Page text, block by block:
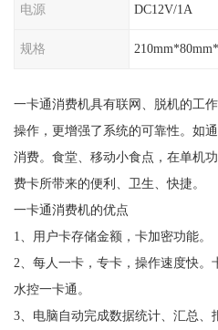
电源 DC12V/1A
规格
一卡通消费机具有联网、脱机的工
操作，更增强了系统的可靠性。如
消费。食堂、移动小食点，在单机
费卡所带来的便利、卫生、快捷。
一卡通消费机的优点
1、用户卡存储金额，卡加密功能。
2、每人一卡，专卡，操作速度快。
水控一卡通。
3、电脑自动完成数据统计、汇总、